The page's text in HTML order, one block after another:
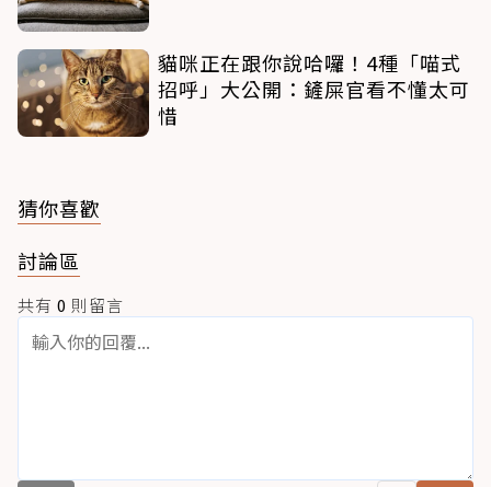
貓咪正在跟你說哈囉！4種「喵式
招呼」大公開：鏟屎官看不懂太可
惜
猜你喜歡
討論區
共有 0 則留言